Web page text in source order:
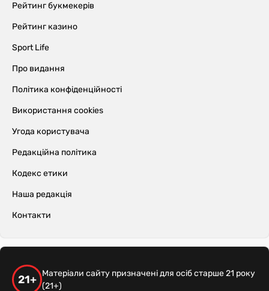
Рейтинг букмекерів
Рейтинг казино
Sport Life
Про видання
Політика конфіденційності
Використання cookies
Угода користувача
Редакційна політика
Кодекс етики
Наша редакція
Контакти
21+
Матеріали сайту призначені для осіб старше 21 року
(21+)